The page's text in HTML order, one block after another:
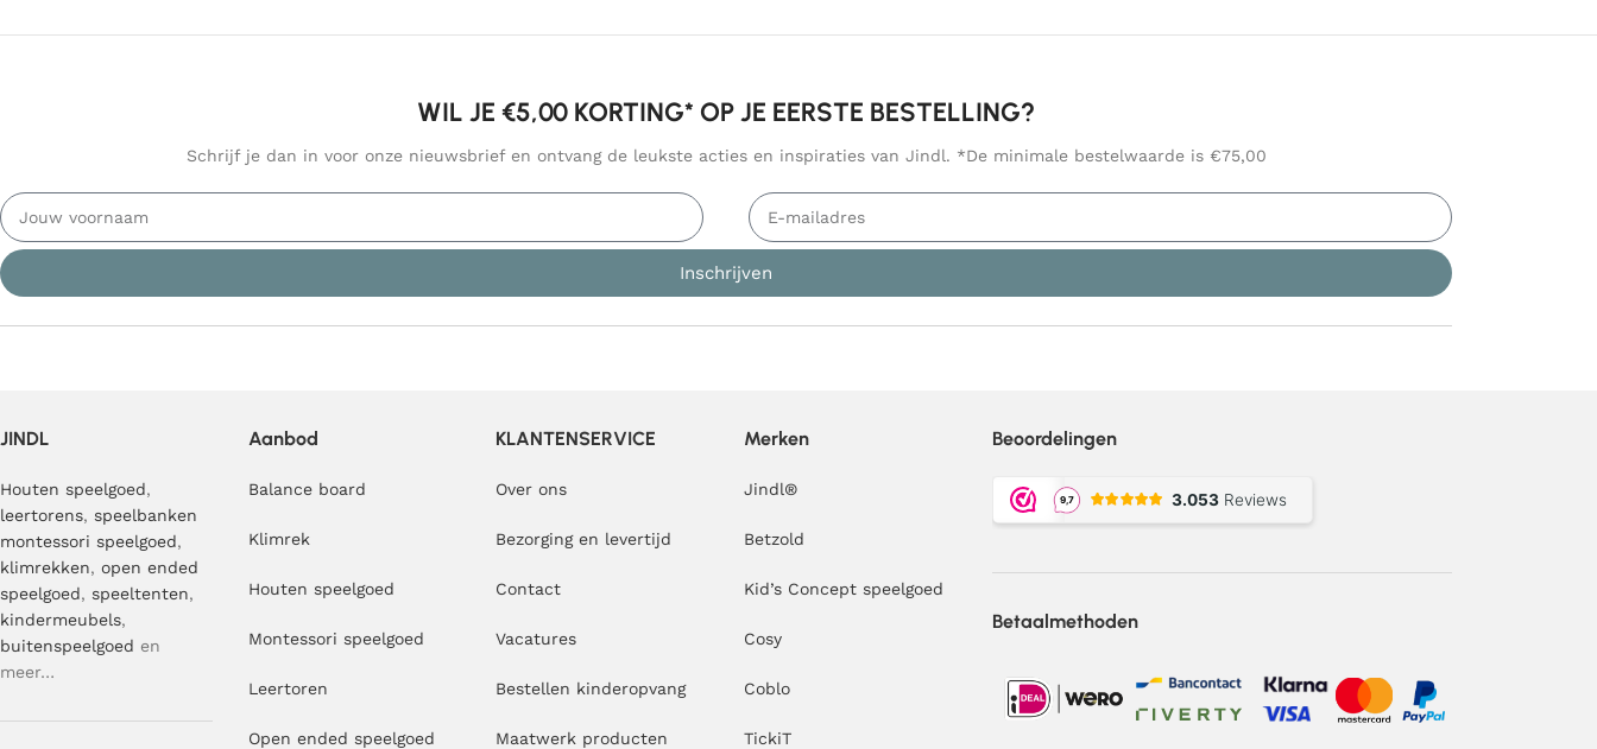
WIL JE €5,00 KORTING* OP JE EERSTE BESTELLING?
Schrijf je dan in voor onze nieuwsbrief en ontvang de leukste acties en inspiraties van Jindl. *De minimale bestelwaarde is €75,00
Inschrijven
JINDL
Houten speelgoed,
leertorens, speelbanken
montessori speelgoed,
klimrekken, open ended
speelgoed, speeltenten,
kindermeubels,
buitenspeelgoed en
meer…
Aanbod
Balance board
Klimrek
Houten speelgoed
Montessori speelgoed
Leertoren
Open ended speelgoed
KLANTENSERVICE
Over ons
Bezorging en levertijd
Contact
Vacatures
Bestellen kinderopvang
Maatwerk producten
Merken
Jindl®
Betzold
Kid’s Concept speelgoed
Cosy
Coblo
TickiT
Beoordelingen
Betaalmethoden